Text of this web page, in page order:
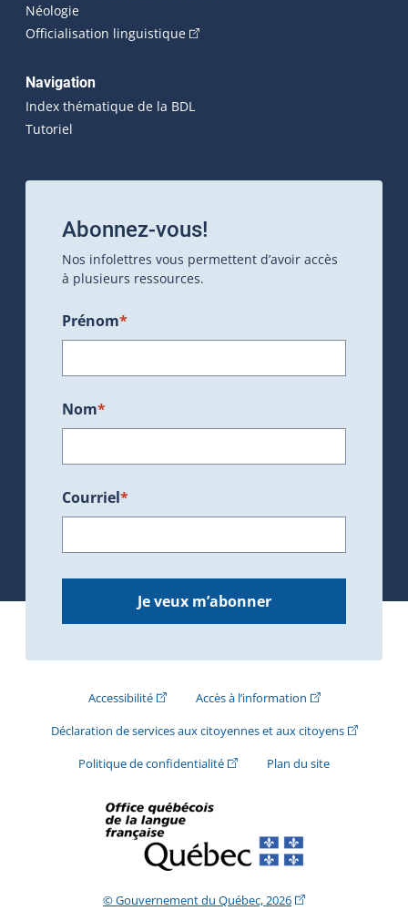
Néologie
Officialisation linguistique(Cet hyperlien externe s'ouvrira
Navigation
Index thématique de la BDL
Tutoriel
Abonnez-vous!
Nos infolettres vous permettent d’avoir accès
à plusieurs ressources.
Prénom*
Nom*
Courriel*
Je veux m’abonner
Accessibilité(Cet hyperlien externe s'ouvrira dans une
Accès à l’information(Cet hyperlien
Déclaration de services aux citoyennes et aux citoyens(Cet
Politique de confidentialité(Cet hyperlien externe s'ouvrira
Plan du site
© Gouvernement du Québec, 2026(Cet hyperlien